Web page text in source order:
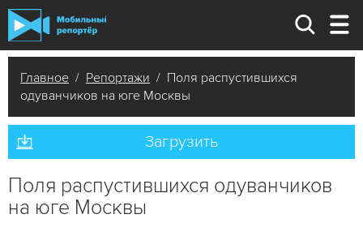
Главное / Репортажи / Поля распустившихся
одуванчиков на юге Москвы
Загрузить
Поля распустившихся одуванчиков
на юге Москвы